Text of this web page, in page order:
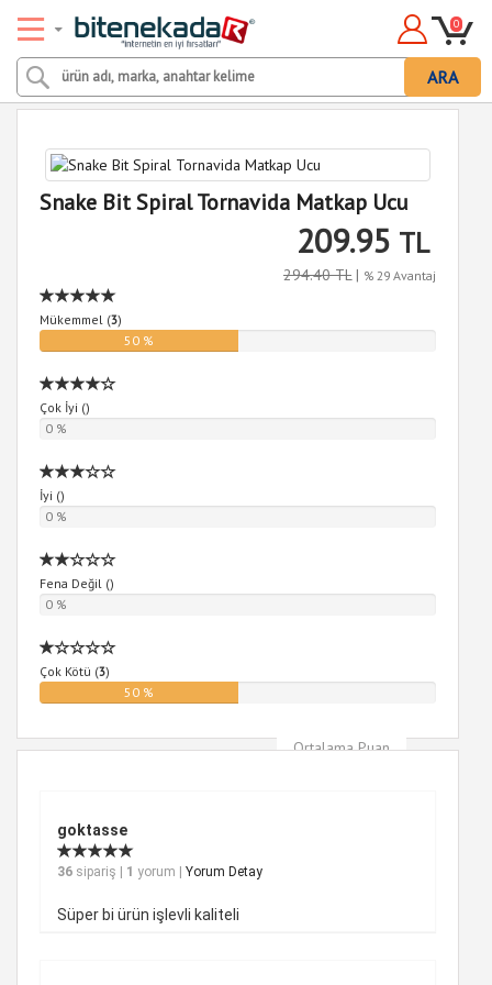
ARA
0
Snake Bit Spiral Tornavida Matkap Ucu
209.95 TL
294.40 TL| % 29 Avantaj
Mükemmel (3)
50 %
Çok İyi ()
0 %
İyi ()
0 %
Fena Değil ()
0 %
Çok Kötü (3)
50 %
Ortalama Puan
goktasse
36 sipariş | 1 yorum | Yorum Detay
Süper bi ürün işlevli kaliteli